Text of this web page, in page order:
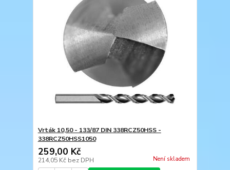
Vrták 10,50 - 133/87 DIN 338RCZ50HSS -
338RCZ50HSS1050
259,00 Kč
214,05 Kč bez DPH Není skladem